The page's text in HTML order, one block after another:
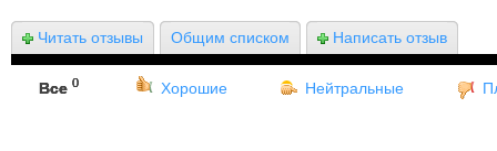
Читать отзывы Общим списком Написать отзыв
Все 0 Хорошие Нейтральные